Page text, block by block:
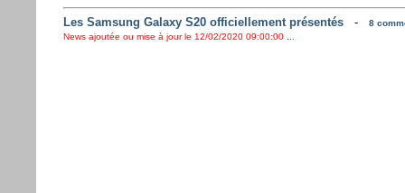
Les Samsung Galaxy S20 officiellement présentés-
8
News ajoutée ou mise à jour le 12/02/2020 09:00:00 ...